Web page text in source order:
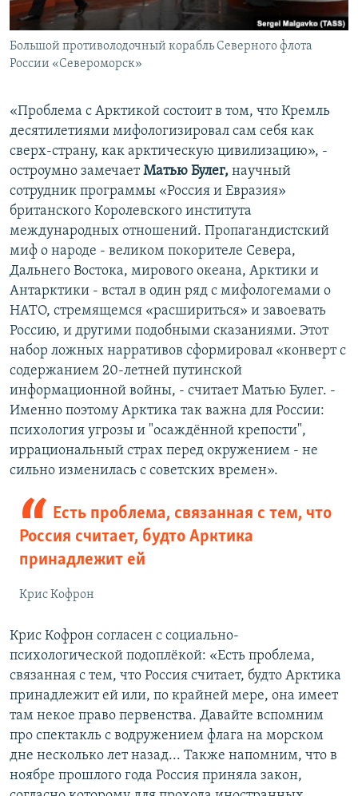
Большой противолодочный корабль Северного флота
России «Североморск»
«Проблема с Арктикой состоит в том, что Кремль
десятилетиями мифологизировал сам себя как
сверх-страну, как арктическую цивилизацию», -
остроумно замечаетМатью Булег, научный
сотрудник программы «Россия и Евразия»
британского Королевского института
международных отношений. Пропагандистский
миф о народе - великом покорителе Севера,
Дальнего Востока, мирового океана, Арктики и
Антарктики - встал в один ряд с мифологемами о
НАТО, стремящемся «расшириться» и завоевать
Россию, и другими подобными сказаниями. Этот
набор ложных нарративов сформировал «конверт с
содержанием 20-летней путинской
информационной войны, - считает Матью Булег. -
Именно поэтому Арктика так важна для России:
психология угрозы и "осаждённой крепости",
иррациональный страх перед окружением - не
сильно изменилась с советских времен».
Есть проблема, связанная с тем, что
Россия считает, будто Арктика
принадлежит ей
Крис Кофрон
Крис Кофрон согласен с социально-
психологической подоплёкой: «Есть проблема,
связанная с тем, что Россия считает, будто Арктика
принадлежит ей или, по крайней мере, она имеет
там некое право первенства. Давайте вспомним
про спектакль с водружением флага на морском
дне несколько лет назад... Также напомним, что в
ноябре прошлого года Россия приняла закон,